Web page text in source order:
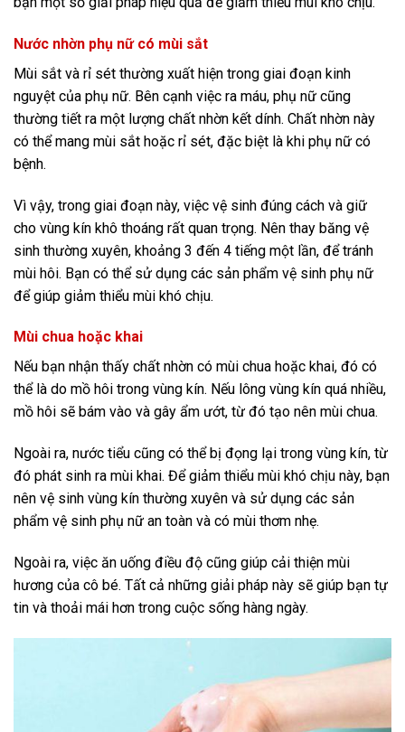
Nước nhờn phụ nữ có mùi sắt
Mùi sắt và rỉ sét thường xuất hiện trong giai đoạn kinh
nguyệt của phụ nữ. Bên cạnh việc ra máu, phụ nữ cũng
thường tiết ra một lượng chất nhờn kết dính. Chất nhờn này
có thể mang mùi sắt hoặc rỉ sét, đặc biệt là khi phụ nữ có
bệnh.
Vì vậy, trong giai đoạn này, việc vệ sinh đúng cách và giữ
cho vùng kín khô thoáng rất quan trọng. Nên thay băng vệ
sinh thường xuyên, khoảng 3 đến 4 tiếng một lần, để tránh
mùi hôi. Bạn có thể sử dụng các sản phẩm vệ sinh phụ nữ
để giúp giảm thiểu mùi khó chịu.
Mùi chua hoặc khai
Nếu bạn nhận thấy chất nhờn có mùi chua hoặc khai, đó có
thể là do mồ hôi trong vùng kín. Nếu lông vùng kín quá nhiều,
mồ hôi sẽ bám vào và gây ẩm ướt, từ đó tạo nên mùi chua.
Ngoài ra, nước tiểu cũng có thể bị đọng lại trong vùng kín, từ
đó phát sinh ra mùi khai. Để giảm thiểu mùi khó chịu này, bạn
nên vệ sinh vùng kín thường xuyên và sử dụng các sản
phẩm vệ sinh phụ nữ an toàn và có mùi thơm nhẹ.
Ngoài ra, việc ăn uống điều độ cũng giúp cải thiện mùi
hương của cô bé. Tất cả những giải pháp này sẽ giúp bạn tự
tin và thoải mái hơn trong cuộc sống hàng ngày.